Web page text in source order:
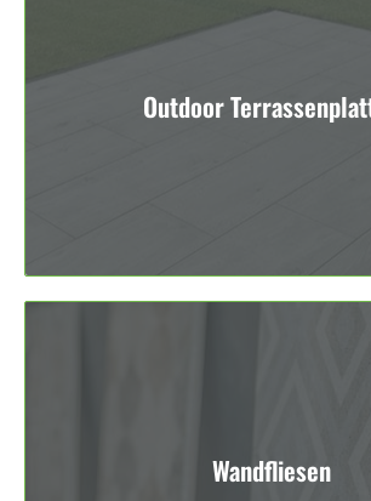
Outdoor
Wandfliesen